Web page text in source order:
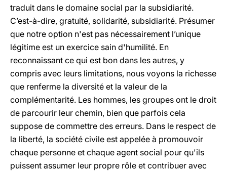
traduit dans le domaine social par la subsidiarité.
C’est-à-dire, gratuité, solidarité, subsidiarité. Présumer
que notre option n'est pas nécessairement l’unique
légitime est un exercice sain d'humilité. En
reconnaissant ce qui est bon dans les autres, y
compris avec leurs limitations, nous voyons la richesse
que renferme la diversité et la valeur de la
complémentarité. Les hommes, les groupes ont le droit
de parcourir leur chemin, bien que parfois cela
suppose de commettre des erreurs. Dans le respect de
la liberté, la société civile est appelée à promouvoir
chaque personne et chaque agent social pour qu'ils
puissent assumer leur propre rôle et contribuer avec